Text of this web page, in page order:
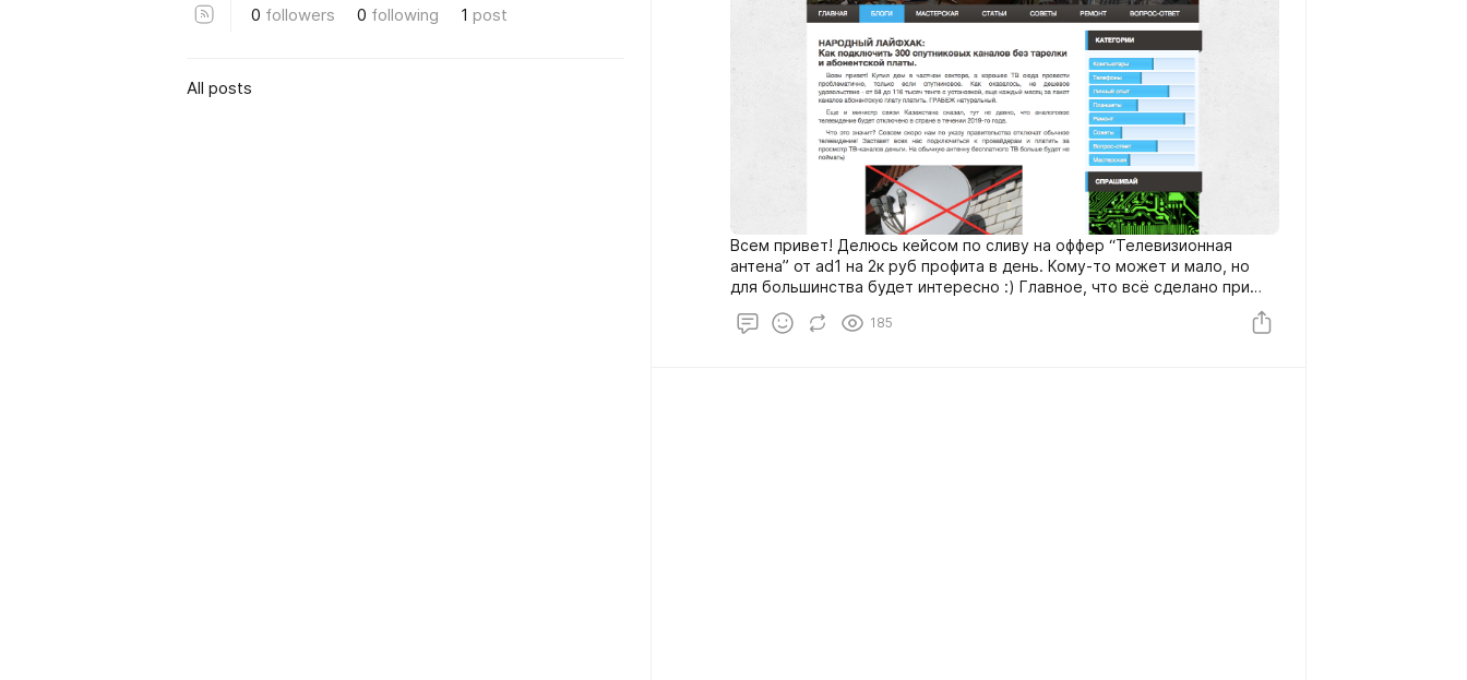
0 followers 0 following 1 post
All posts
Всем привет! Делюсь кейсом по сливу на оффер “Телевизионная
антена” от ad1 на 2к руб профита в день. Кому-то может и мало, но
для большинства будет интересно :) Главное, что всё сделано при
минимальных усилиях и минимальных временных затартах.
185